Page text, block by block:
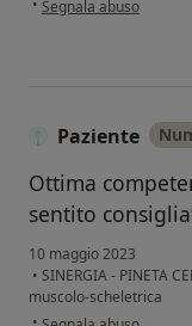
• Segnala abuso
Paziente
Ottima
sentito
10 maggio 2023
• SINERGIA - PINETA
muscolo-scheletrica
secondo l'opinione